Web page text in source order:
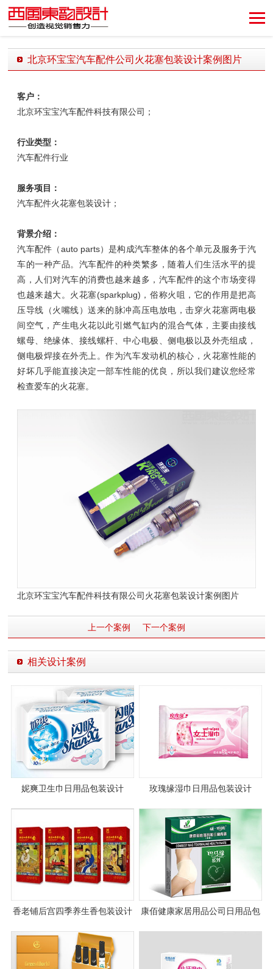
创造视觉销售力！
北京环宝宝汽车配件公司火花塞包装设计案例图片
客户：
北京环宝宝汽车配件科技有限公司；
行业类型：
汽车配件行业
服务项目：
汽车配件火花塞包装设计；
背景介绍：
汽车配件（auto parts）是构成汽车整体的各个单元及服务于汽
车的一种产品。汽车配件的种类繁多，随着人们生活水平的提
高，人们对汽车的消费也越来越多，汽车配件的这个市场变得
也越来越大。火花塞(sparkplug)，俗称火咀，它的作用是把高
压导线（火嘴线）送来的脉冲高压电放电，击穿火花塞两电极
间空气，产生电火花以此引燃气缸内的混合气体，主要由接线
螺母、绝缘体、接线螺杆、中心电极、侧电极以及外壳组成，
侧电极焊接在外壳上。作为汽车发动机的核心，火花塞性能的
好坏几乎能直接决定一部车性能的优良，所以我们建议您经常
检查爱车的火花塞。
北京环宝宝汽车配件科技有限公司 火花塞包装设计案例图片
上一个案例 下一个案例
相关设计案例
妮爽卫生巾日用品包装设计 玫瑰缘湿巾日用品包装设计
香老铺后宫四季养生香包装设计
康佰健康家居用品公司日用品包